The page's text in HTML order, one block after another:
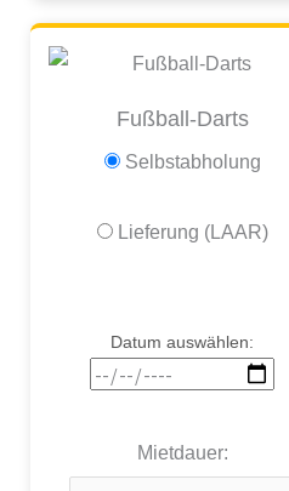
Fußball-Darts
Selbstabholung
Lieferung (LAAR)
Datum auswählen:
Mietdauer: